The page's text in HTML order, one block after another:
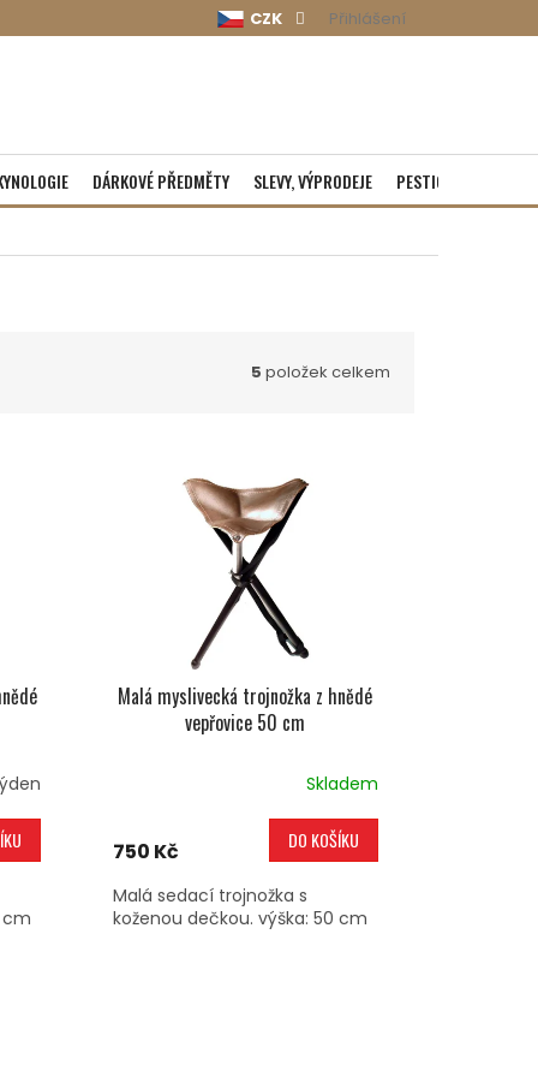
CZK Přihlášení
DÁRKOVÉ PŘEDMĚTY SLEVY, VÝPRODEJE PESTICIDY
5 položek celkem
cm
Malá myslivecká trojnožka z hnědé
vepřovice 50 cm
Skladem
750 Kč DO KOŠÍKU
Malá sedací trojnožka s
koženou dečkou. výška: 50 cm